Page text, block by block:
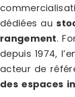
dédiées au
rangement.
depuis 1974,
acteur de
des espaces